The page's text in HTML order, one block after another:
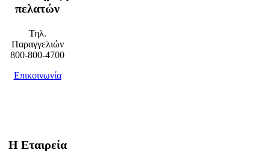
πελατών
Τηλ.
Παραγγελιών
800-800-4700
Επικοινωνία
Η Εταιρεία